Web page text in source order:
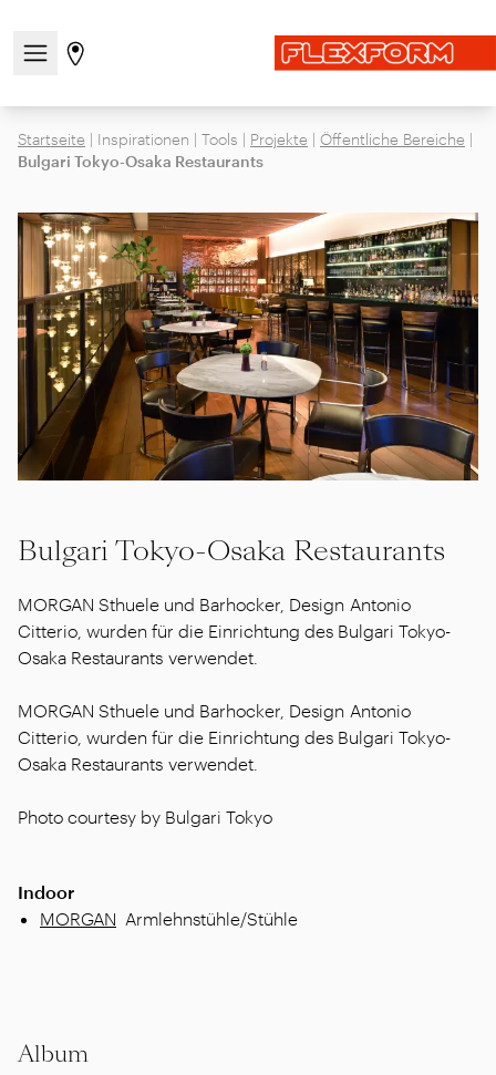
Navigationsmenü öffnen / schließen
Gehen Sie zur Store-Seite
Startseite | Inspirationen | Tools | Projekte | Öffentliche Bereiche |
Bulgari Tokyo-Osaka Restaurants
Bulgari Tokyo-Osaka Restaurants
MORGAN Sthuele und Barhocker, Design Antonio
Citterio, wurden für die Einrichtung des Bulgari Tokyo-
Osaka Restaurants verwendet.
MORGAN Sthuele und Barhocker, Design Antonio
Citterio, wurden für die Einrichtung des Bulgari Tokyo-
Osaka Restaurants verwendet.
Photo courtesy by Bulgari Tokyo
Indoor
MORGAN Armlehnstühle/Stühle
Album